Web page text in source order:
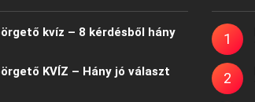
kvíz – 8 kérdésből hány
KVÍZ – Hány jó választ